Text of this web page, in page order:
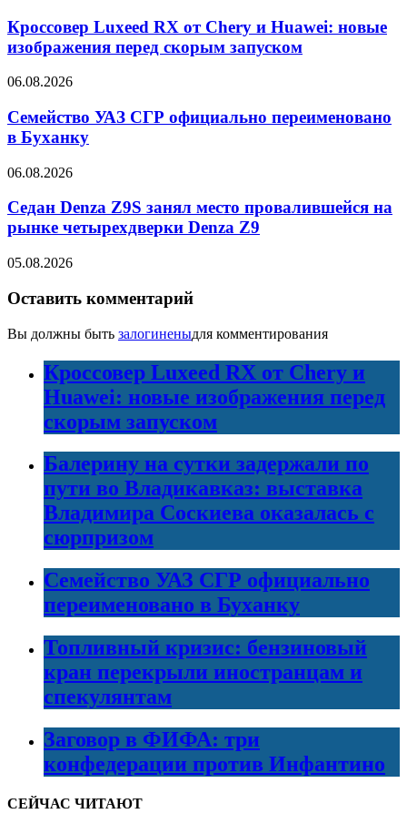
Кроссовер Luxeed RX от Chery и Huawei: новые
изображения перед скорым запуском
06.08.2026
Семейство УАЗ СГР официально переименовано
в Буханку
06.08.2026
Седан Denza Z9S занял место провалившейся на
рынке четырехдверки Denza Z9
05.08.2026
Оставить комментарий
Вы должны быть залогиненыдля комментирования
Кроссовер Luxeed RX от Chery и
Huawei: новые изображения перед
скорым запуском
Балерину на сутки задержали по
пути во Владикавказ: выставка
Владимира Соскиева оказалась с
сюрпризом
Семейство УАЗ СГР официально
переименовано в Буханку
Топливный кризис: бензиновый
кран перекрыли иностранцам и
спекулянтам
Заговор в ФИФА: три
конфедерации против Инфантино
СЕЙЧАС ЧИТАЮТ